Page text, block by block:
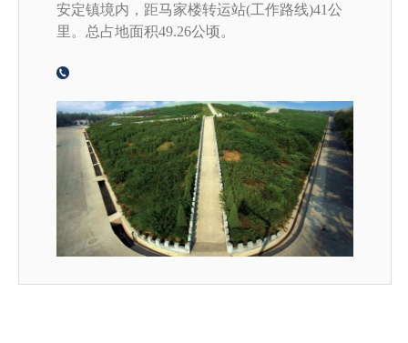
安定镇境内，距马家楼转运站(工作路线)41公
里。总占地面积49.26公顷。